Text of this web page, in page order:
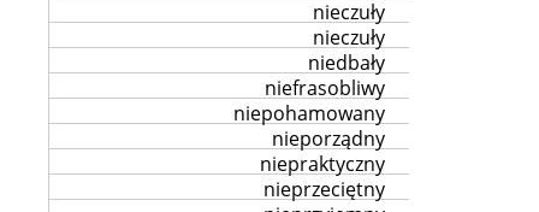
nieczuły
nieczuły
niedbały
niefrasobliwy
niepohamowany
nieporządny
niepraktyczny
nieprzeciętny